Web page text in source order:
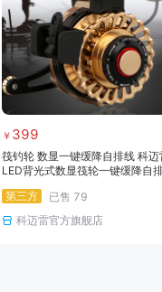
￥ 399
筏钓轮 数显一键缓降自排线 科迈
LED背光式数显筏轮一键缓降自
第三方
已售 79
科迈雷官方旗舰店